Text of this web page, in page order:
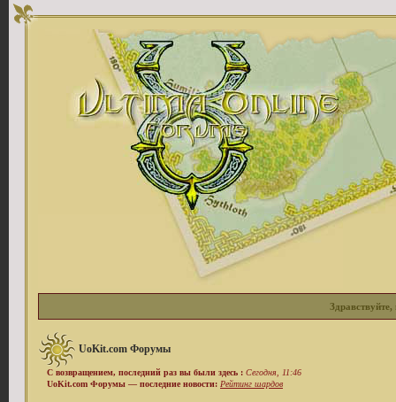
Здравствуйте,
UoKit.com Форумы
С возвращением, последний раз вы были здесь : Сегодня, 11:46
UoKit.com Форумы — последние новости: Рейтинг шардов